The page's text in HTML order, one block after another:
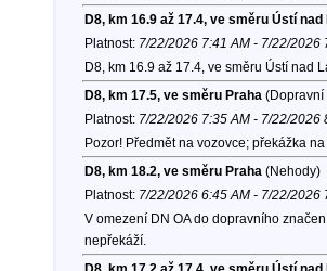
D8, km 16.9 až 17.4, ve směru Ústí nad
Platnost: 7/22/2026 7:41 AM - 7/22/2026
D8, km 16.9 až 17.4, ve směru Ústí nad
D8, km 17.5, ve směru Praha (Dopravní
Platnost: 7/22/2026 7:35 AM - 7/22/2026
Pozor! Předmět na vozovce; překážka
D8, km 18.2, ve směru Praha (Nehody)
Platnost: 7/22/2026 6:45 AM - 7/22/2026
V omezení DN OA do dopravního
nepřekáží.